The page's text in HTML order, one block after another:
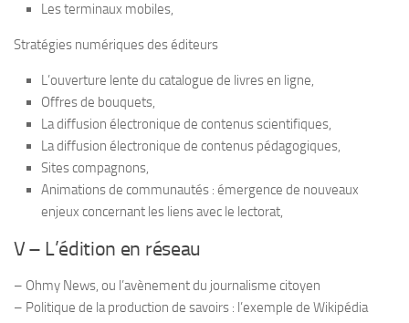
Les ter­mi­naux mobiles,
Stra­té­gies numé­riques des éditeurs
L’ouverture lente du cata­logue de livres en ligne,
Offres de bouquets,
La dif­fu­sion élec­tro­nique de conte­nus scientifiques,
La dif­fu­sion élec­tro­nique de conte­nus pédagogiques,
Sites com­pa­gnons,
Ani­ma­tions de com­mu­nau­tés : émer­gence de nou­veaux
enjeux concer­nant les liens avec le lectorat,
V – L’édition en réseau
– Ohmy News, ou l’avènement du jour­na­lisme citoyen
– Poli­tique de la pro­duc­tion de savoirs : l’exemple de Wiki­pé­dia